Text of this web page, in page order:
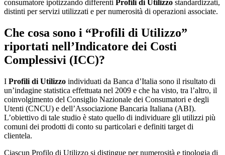
consumatore ipotizzando differenti Profili di Utilizzo standardizzati,
distinti per servizi utilizzati e per numerosità di operazioni associate.
Che cosa sono i “Profili di Utilizzo”
riportati nell’Indicatore dei Costi
Complessivi (ICC)?
I Profili di Utilizzo individuati da Banca d’Italia sono il risultato di
un’indagine statistica effettuata nel 2009 e che ha visto, tra l’altro, il
coinvolgimento del Consiglio Nazionale dei Consumatori e degli
Utenti (CNCU) e dell’Associazione Bancaria Italiana (ABI).
L’obiettivo di tale studio è stato quello di individuare gli utilizzi più
comuni dei prodotti di conto su particolari e definiti target di
clientela.
Ciascun Profilo di Utilizzo si distingue per numerosità e tipologia di